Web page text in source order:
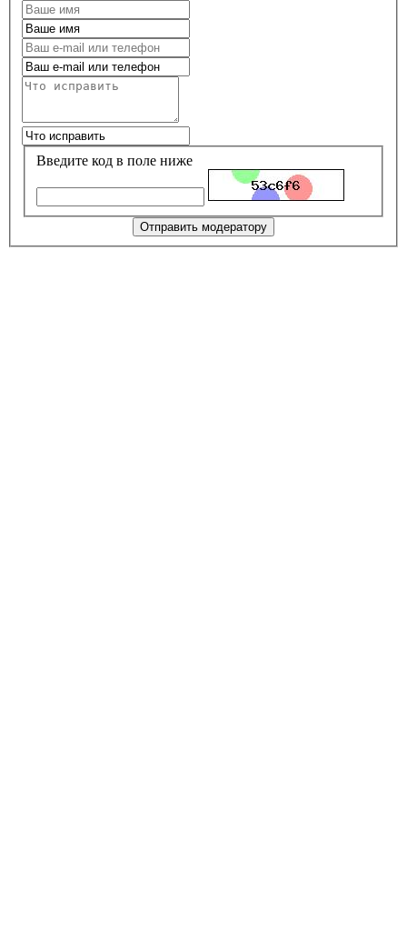
Введите код в поле ниже
Отправить модератору